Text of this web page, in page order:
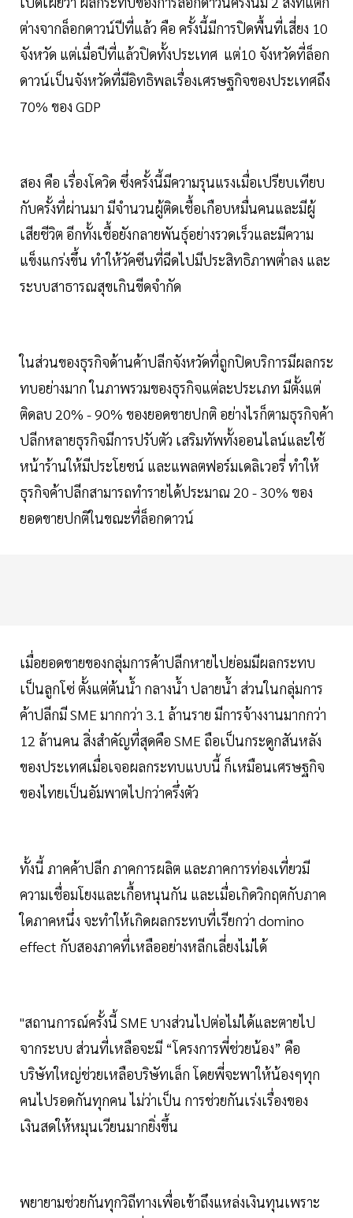
ต่างจากล็อกดาวน์ปีที่แล้ว คือ ครั้งนี้มีการปิดพื้นที่เสี่ยง 10
จังหวัด แต่เมื่อปีที่แล้วปิดทั้งประเทศ แต่10 จังหวัดที่ล็อก
ดาวน์เป็นจังหวัดที่มีอิทธิพลเรื่องเศรษฐกิจของประเทศถึง
70% ของ GDP
สอง คือ เรื่องโควิด ซึ่งครั้งนี้มีความรุนแรงเมื่อเปรียบเทียบ
กับครั้งที่ผ่านมา มีจำนวนผู้ติดเชื้อเกือบหมื่นคนและมีผู้
เสียชีวิต อีกทั้งเชื้อยังกลายพันธุ์อย่างรวดเร็วและมีความ
แข็งแกร่งขึ้น ทำให้วัคซีนที่ฉีดไปมีประสิทธิภาพต่ำลง และ
ระบบสาธารณสุขเกินขีดจำกัด
ในส่วนของธุรกิจด้านค้าปลีกจังหวัดที่ถูกปิดบริการมีผลกระ
ทบอย่างมาก ในภาพรวมของธุรกิจแต่ละประเภท มีตั้งแต่
ติดลบ 20% - 90% ของยอดขายปกติ อย่างไรก็ตามธุรกิจค้า
ปลีกหลายธุรกิจมีการปรับตัว เสริมทัพทั้งออนไลน์และใช้
หน้าร้านให้มีประโยชน์ และแพลตฟอร์มเดลิเวอรี่ ทำให้
ธุรกิจค้าปลีกสามารถทำรายได้ประมาณ 20 - 30% ของ
ยอดขายปกติในขณะที่ล็อกดาวน์
เมื่อยอดขายของกลุ่มการค้าปลีกหายไปย่อมมีผลกระทบ
เป็นลูกโซ่ ตั้งแต่ต้นน้ำ กลางน้ำ ปลายน้ำ ส่วนในกลุ่มการ
ค้าปลีกมี SME มากกว่า 3.1 ล้านราย มีการจ้างงานมากกว่า
12 ล้านคน สิ่งสำคัญที่สุดคือ SME ถือเป็นกระดูกสันหลัง
ของประเทศเมื่อเจอผลกระทบแบบนี้ ก็เหมือนเศรษฐกิจ
ของไทยเป็นอัมพาตไปกว่าครึ่งตัว
ทั้งนี้ ภาคค้าปลีก ภาคการผลิต และภาคการท่องเที่ยวมี
ความเชื่อมโยงและเกื้อหนุนกัน และเมื่อเกิดวิกฤตกับภาค
ใดภาคหนึ่ง จะทำให้เกิดผลกระทบที่เรียกว่า domino
effect กับสองภาคที่เหลืออย่างหลีกเลี่ยงไม่ได้
"สถานการณ์ครั้งนี้ SME บางส่วนไปต่อไม่ได้และตายไป
จากระบบ ส่วนที่เหลือจะมี “โครงการพี่ช่วยน้อง” คือ
บริษัทใหญ่ช่วยเหลือบริษัทเล็ก โดยพี่จะพาให้น้องๆทุก
คนไปรอดกันทุกคน ไม่ว่าเป็น การช่วยกันเร่งเรื่องของ
เงินสดให้หมุนเวียนมากยิ่งขึ้น
พยายามช่วยกันทุกวิถีทางเพื่อเข้าถึงแหล่งเงินทุนเพราะ